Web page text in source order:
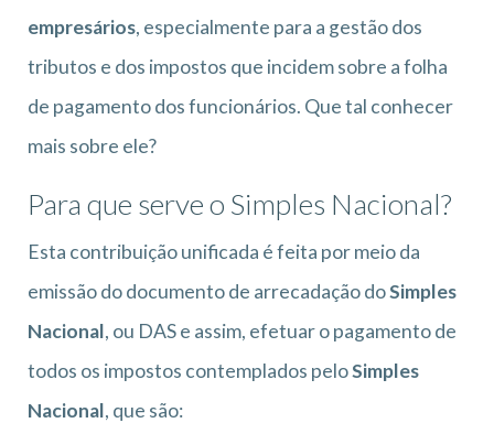
empresários, especialmente para a gestão dos
tributos e dos impostos que incidem sobre a folha
de pagamento dos funcionários. Que tal conhecer
mais sobre ele?
Para que serve o Simples Nacional?
Esta contribuição unificada é feita por meio da
emissão do documento de arrecadação doSimples
Nacional, ou DAS e assim, efetuar o pagamento de
todos os impostos contemplados peloSimples
Nacional, que são: